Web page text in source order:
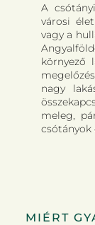
A
városi
vagy a
környező
nagy
meleg,
csótányok
MIÉRT